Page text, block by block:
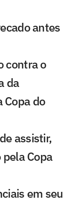
antes
contra o
da
Copa do
assistir,
Copa
em seu